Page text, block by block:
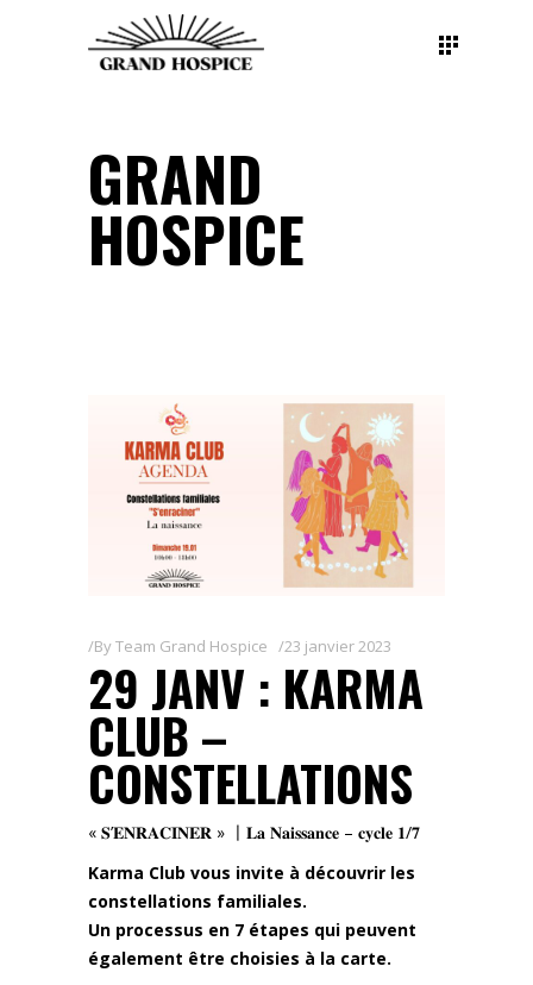
GRAND
HOSPICE
ByTeam Grand Hospice 23 janvier 2023
29 JANV : KARMA
CLUB –
CONSTELLATIONS
« 𝐒’𝐄𝐍𝐑𝐀𝐂𝐈𝐍𝐄𝐑 » 〡𝐋𝐚 𝐍𝐚𝐢𝐬𝐬𝐚𝐧𝐜𝐞 – 𝐜𝐲𝐜𝐥𝐞 𝟏/𝟕
Karma Club vous invite à découvrir les
constellations familiales.
Un processus en 7 étapes qui peuvent
également être choisies à la carte.